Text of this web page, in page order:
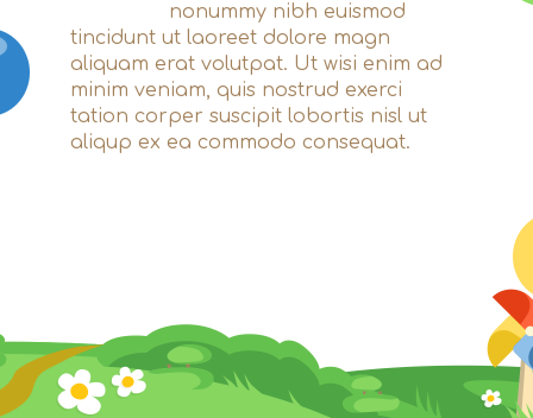
Τα νέα μας
Επικοινωνία
nonummy nibh euismod
tincidunt ut laoreet dolore magn
aliquam erat volutpat. Ut wisi enim ad
minim veniam, quis nostrud exerci
tation corper suscipit lobortis nisl ut
aliqup ex ea commodo consequat.